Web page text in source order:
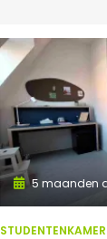
5 maanden
STUDENTENKAMER